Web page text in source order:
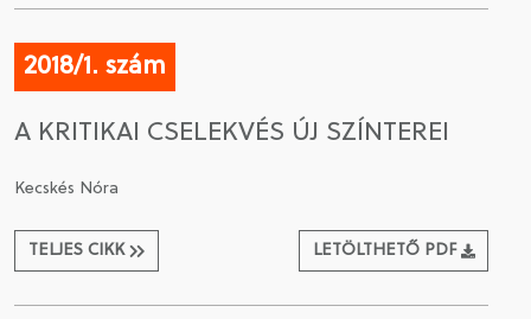
2018/1. szám
A KRITIKAI CSELEKVÉS ÚJ SZÍNTEREI
Kecskés Nóra
TELJES CIKK LETÖLTHETŐ PDF